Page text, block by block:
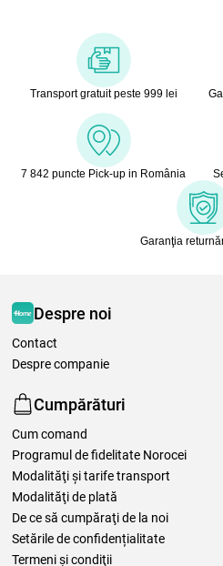
Transport gratuit peste 999 lei
7 842 puncte Pick-up in România
Garanţia
Despre noi
Contact
Despre companie
Cumpărături
Cum comand
Programul de fidelitate Norocei
Modalităţi şi tarife transport
Modalităţi de plată
De ce să cumpăraţi de la noi
Setările de confidențialitate
Termeni şi condiţii